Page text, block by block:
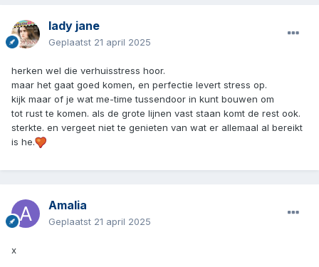
lady jane
Geplaatst 21 april 2025
herken wel die verhuisstress hoor.
maar het gaat goed komen, en perfectie levert stress op.
kijk maar of je wat me-time tussendoor in kunt bouwen om
tot rust te komen. als de grote lijnen vast staan komt de rest ook.
sterkte. en vergeet niet te genieten van wat er allemaal al bereikt
is he.
Amalia
Geplaatst 21 april 2025
x